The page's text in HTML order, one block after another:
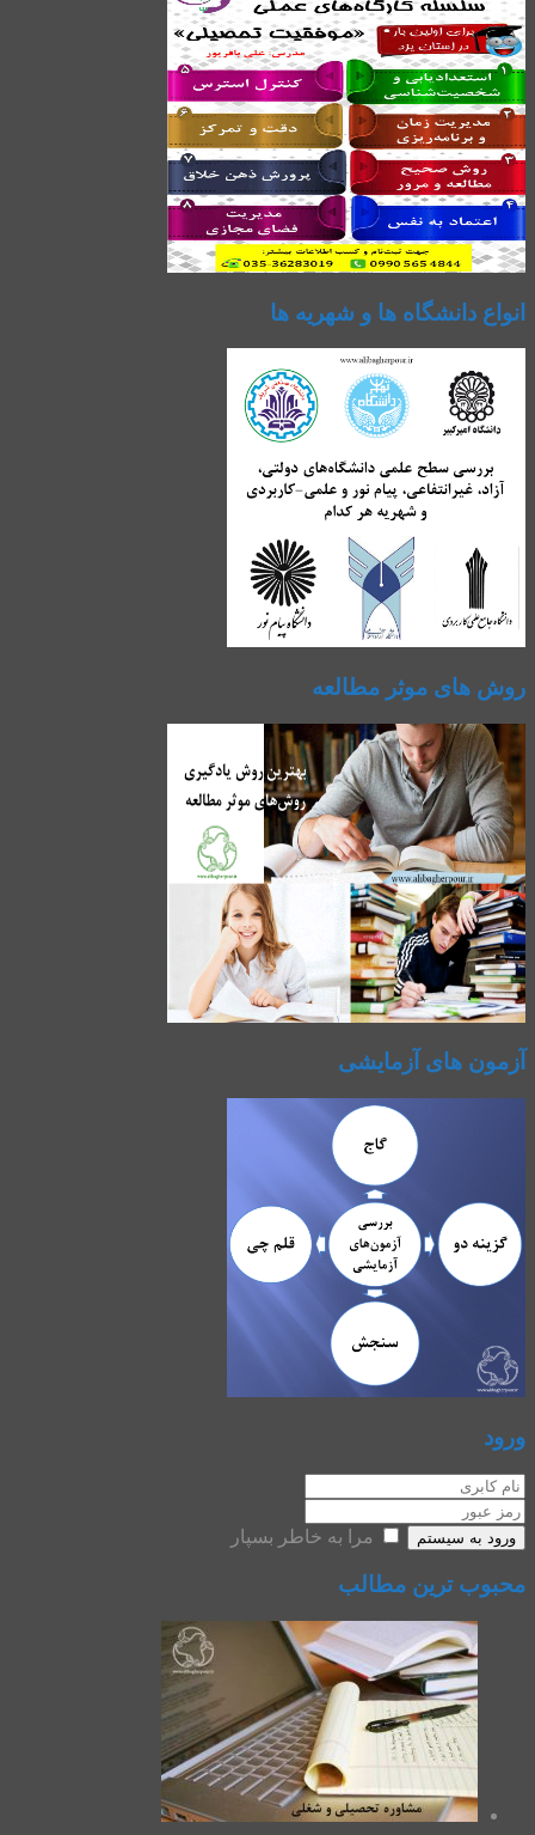
انواع دانشگاه ها و شهریه ها
روش های موثر مطالعه
آزمون های آزمایشی
ورود
ورود به سیستم مرا به خاطر بسپار
محبوب ترین مطالب